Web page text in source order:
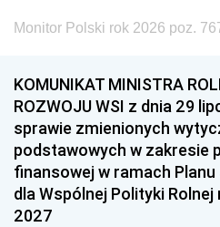
Monitor Polski rok 2026 poz.
KOMUNIKAT MINISTRA
ROZWOJU WSI z dnia 29
sprawie zmienionych
podstawowych w zakresie
finansowej w ramach
dla Wspólnej Polityki
2027